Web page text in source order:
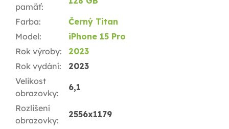
pamäť:
Farba:
Černý Titan
Model:
iPhone 15 Pro
Rok výroby:
2023
Rok vydání:
2023
Velikost
obrazovky:
6,1
Rozlišení
obrazovky:
2556x1179